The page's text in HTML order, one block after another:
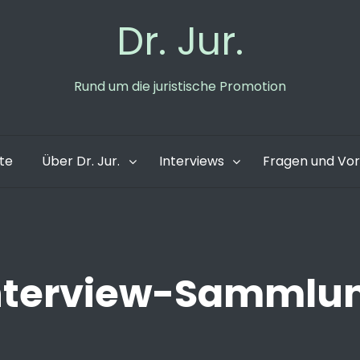
Dr. Jur.
Rund um die juristische Promotion
Über Dr. Jur. Interviews Fragen und